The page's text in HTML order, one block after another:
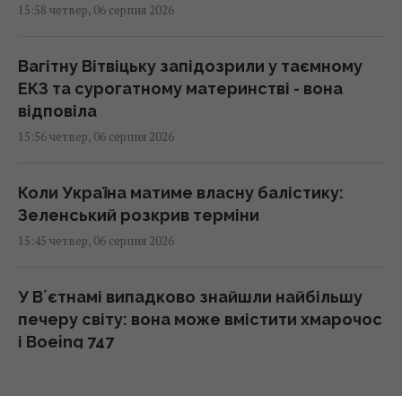
15:58 четвер, 06 серпня 2026
Вагітну Вітвіцьку запідозрили у таємному
ЕКЗ та сурогатному материнстві - вона
відповіла
15:56 четвер, 06 серпня 2026
Коли Україна матиме власну балістику:
Зеленський розкрив терміни
15:45 четвер, 06 серпня 2026
У Вʼєтнамі випадково знайшли найбільшу
печеру світу: вона може вмістити хмарочос
і Boeing 747